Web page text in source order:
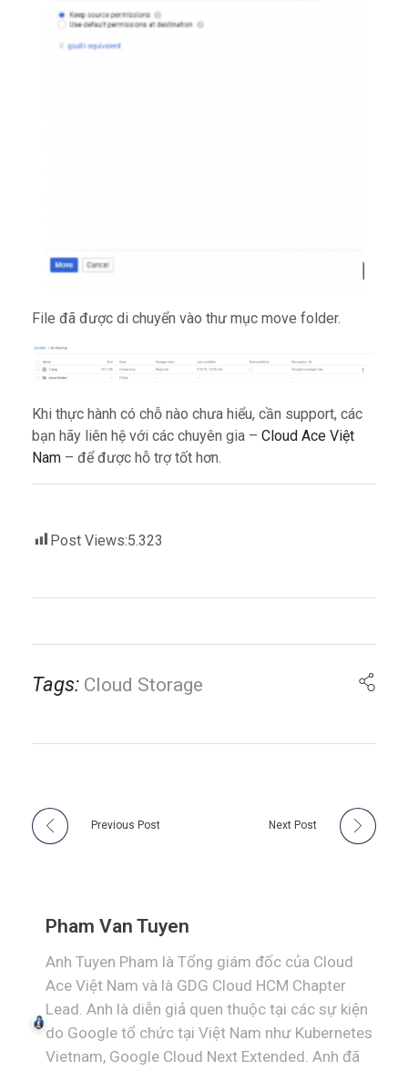
File đã được di chuyển vào thư mục move folder.
Khi thực hành có chỗ nào chưa hiểu, cần support, các
bạn hãy liên hệ với các chuyên gia – Cloud Ace Việt
Nam – để được hỗ trợ tốt hơn.
Post Views:5.323
Tags: Cloud Storage
Previous Post Next Post
Pham Van Tuyen
Anh Tuyen Pham là Tổng giám đốc của Cloud
Ace Việt Nam và là GDG Cloud HCM Chapter
Lead. Anh là diễn giả quen thuộc tại các sự kiện
do Google tổ chức tại Việt Nam như Kubernetes
Vietnam, Google Cloud Next Extended. Anh đã